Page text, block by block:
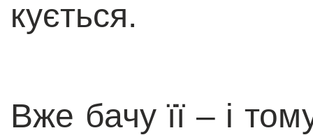
кується.
Вже бачу її – і